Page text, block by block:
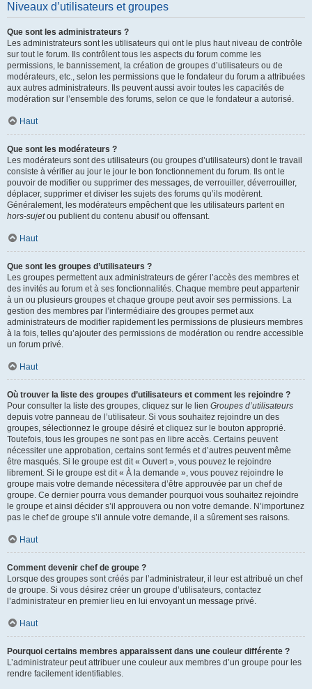
Niveaux d’utilisateurs et groupes
Que sont les administrateurs ?
Les administrateurs sont les utilisateurs qui ont le plus haut niveau de contrôle
sur tout le forum. Ils contrôlent tous les aspects du forum comme les
permissions, le bannissement, la création de groupes d’utilisateurs ou de
modérateurs, etc., selon les permissions que le fondateur du forum a attribuées
aux autres administrateurs. Ils peuvent aussi avoir toutes les capacités de
modération sur l’ensemble des forums, selon ce que le fondateur a autorisé.
Haut
Que sont les modérateurs ?
Les modérateurs sont des utilisateurs (ou groupes d’utilisateurs) dont le travail
consiste à vérifier au jour le jour le bon fonctionnement du forum. Ils ont le
pouvoir de modifier ou supprimer des messages, de verrouiller, déverrouiller,
déplacer, supprimer et diviser les sujets des forums qu’ils modèrent.
Généralement, les modérateurs empêchent que les utilisateurs partent en
hors-sujetou publient du contenu abusif ou offensant.
Haut
Que sont les groupes d’utilisateurs ?
Les groupes permettent aux administrateurs de gérer l’accès des membres et
des invités au forum et à ses fonctionnalités. Chaque membre peut appartenir
à un ou plusieurs groupes et chaque groupe peut avoir ses permissions. La
gestion des membres par l’intermédiaire des groupes permet aux
administrateurs de modifier rapidement les permissions de plusieurs membres
à la fois, telles qu’ajouter des permissions de modération ou rendre accessible
un forum privé.
Haut
Où trouver la liste des groupes d’utilisateurs et comment les rejoindre ?
Pour consulter la liste des groupes, cliquez sur le lien Groupes d’utilisateurs
depuis votre panneau de l’utilisateur. Si vous souhaitez rejoindre un des
groupes, sélectionnez le groupe désiré et cliquez sur le bouton approprié.
Toutefois, tous les groupes ne sont pas en libre accès. Certains peuvent
nécessiter une approbation, certains sont fermés et d’autres peuvent même
être masqués. Si le groupe est dit « Ouvert », vous pouvez le rejoindre
librement. Si le groupe est dit « À la demande », vous pouvez rejoindre le
groupe mais votre demande nécessitera d’être approuvée par un chef de
groupe. Ce dernier pourra vous demander pourquoi vous souhaitez rejoindre
le groupe et ainsi décider s’il approuvera ou non votre demande. N’importunez
pas le chef de groupe s’il annule votre demande, il a sûrement ses raisons.
Haut
Comment devenir chef de groupe ?
Lorsque des groupes sont créés par l’administrateur, il leur est attribué un chef
de groupe. Si vous désirez créer un groupe d’utilisateurs, contactez
l’administrateur en premier lieu en lui envoyant un message privé.
Haut
Pourquoi certains membres apparaissent dans une couleur différente ?
L’administrateur peut attribuer une couleur aux membres d’un groupe pour les
rendre facilement identifiables.